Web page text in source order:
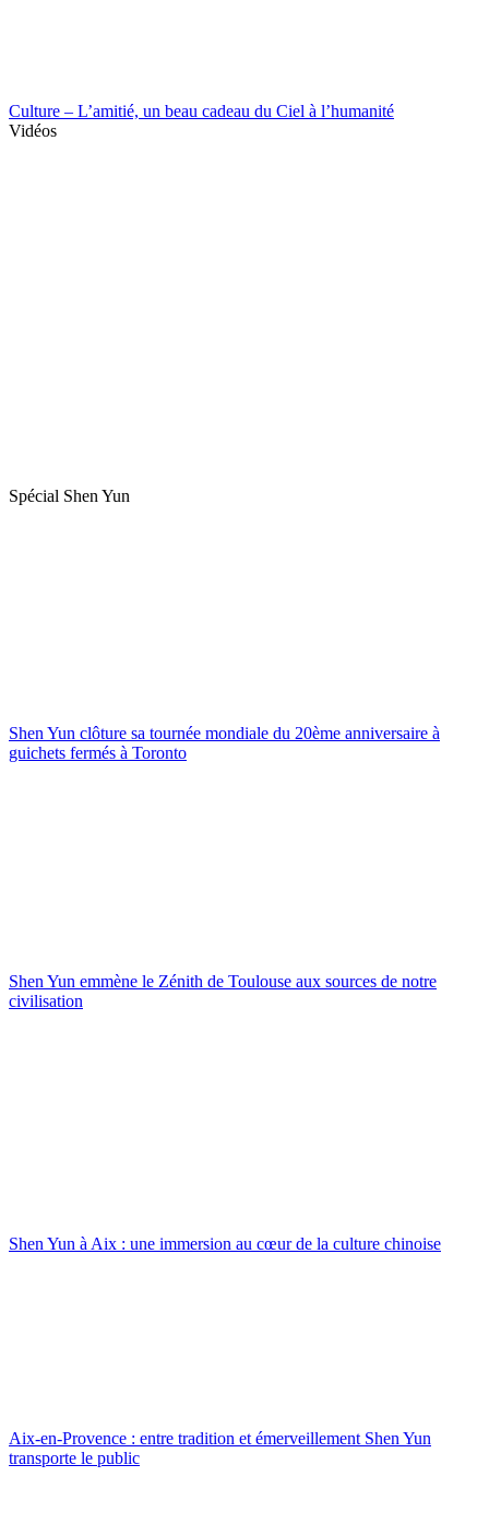
Culture – L’amitié, un beau cadeau du Ciel à l’humanité
Vidéos
Spécial Shen Yun
Shen Yun clôture sa tournée mondiale du 20ème anniversaire à
guichets fermés à Toronto
Shen Yun emmène le Zénith de Toulouse aux sources de notre
civilisation
Shen Yun à Aix : une immersion au cœur de la culture chinoise
Aix-en-Provence : entre tradition et émerveillement Shen Yun
transporte le public